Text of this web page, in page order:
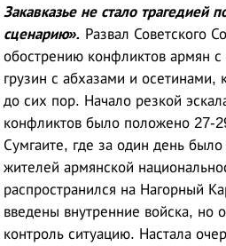
Закавказье не стало трагедией
сценарию». Развал Советского
обострению конфликтов армян
грузин с абхазами и
до сих пор. Начало резкой
конфликтов было положено 27-
Сумгаите, где за один день
жителей армянской
распространился на Нагорный
введены внутренние войска, но
контроль ситуацию. Настала